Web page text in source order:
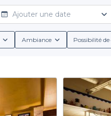
Ajouter une date
Ambiance Possibilité